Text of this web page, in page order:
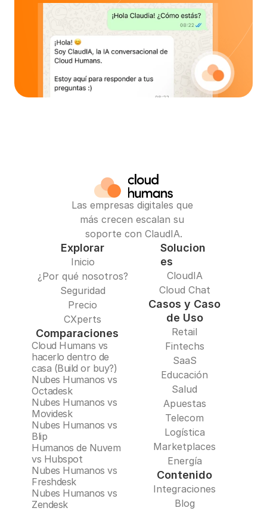
Las empresas digitales que
más crecen escalan su
soporte con ClaudIA.
Explorar
Inicio
¿Por qué nosotros?
Seguridad
Precio
CXperts
Comparaciones
Cloud Humans vs
hacerlo dentro de
casa (Build or buy?)
Nubes Humanos vs
Octadesk
Nubes Humanos vs
Movidesk
Nubes Humanos vs
Blip
Humanos de Nuvem
vs Hubspot
Nubes Humanos vs
Freshdesk
Nubes Humanos vs
Zendesk
Solucion
es
CloudIA
Cloud Chat
Casos y Caso
de Uso
Retail
Fintechs
SaaS
Educación
Salud
Apuestas
Telecom
Logística
Marketplaces
Energía
Contenido
Integraciones
Blog